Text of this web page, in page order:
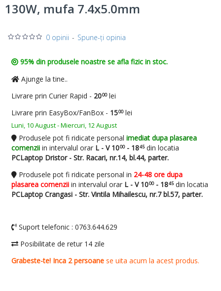
130W, mufa 7.4x5.0mm
0 opinii - Spune-ţi opinia